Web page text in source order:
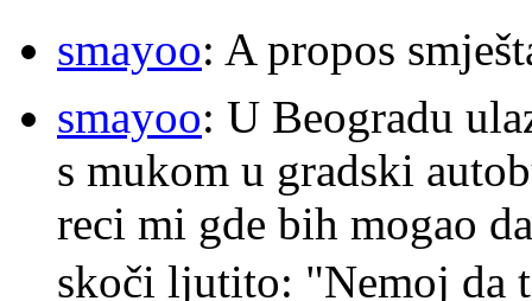
smayoo: A propos
smayoo: U Beogradu
s mukom u gradski
reci mi gde bih mogao
skoči ljutito: "Nemoj da